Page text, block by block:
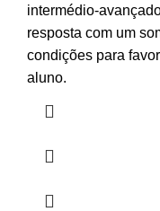
intermédio-
resposta com um
condições para
aluno.